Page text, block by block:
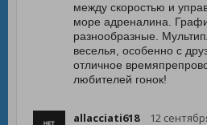
между скоростью и
море адреналина.
разнообразные.
веселья, особенно с
отличное
любителей гонок!
allacciati618 12